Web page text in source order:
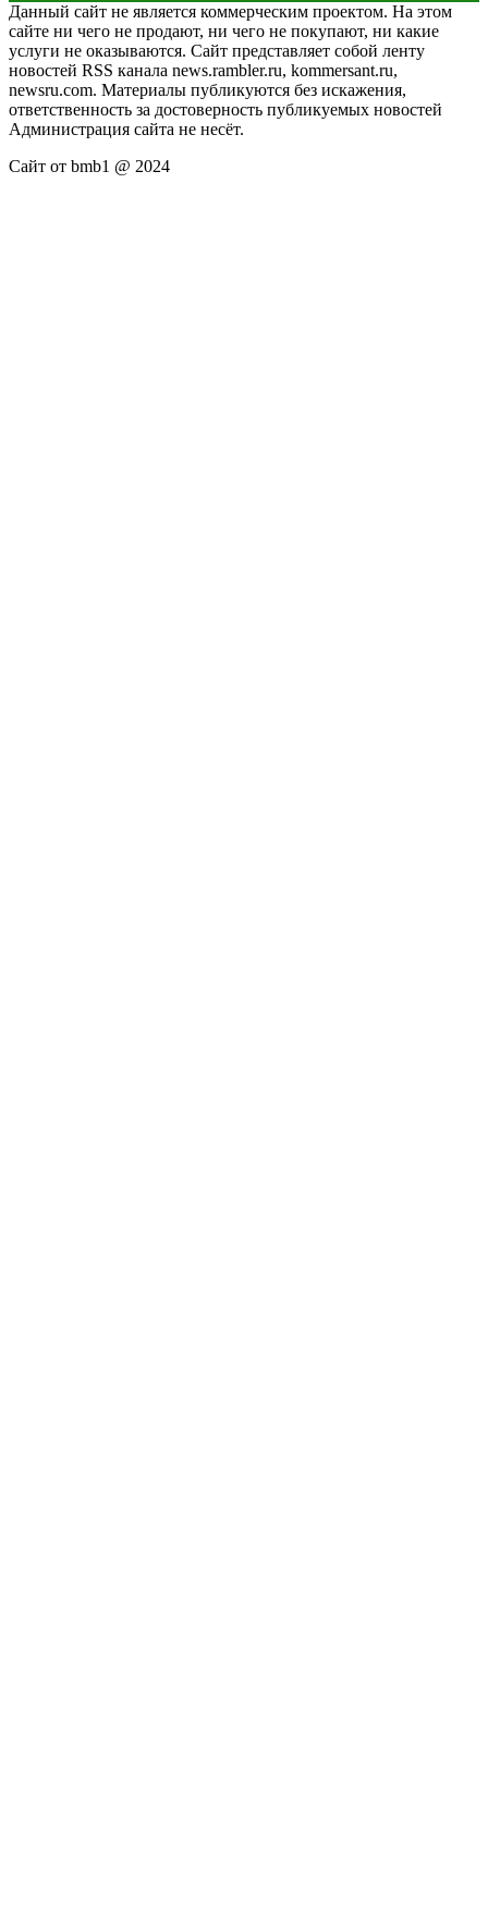
Данный сайт не является коммерческим проектом. На этом
сайте ни чего не продают, ни чего не покупают, ни какие
услуги не оказываются. Сайт представляет собой ленту
новостей RSS канала news.rambler.ru, kommersant.ru,
newsru.com. Материалы публикуются без искажения,
ответственность за достоверность публикуемых новостей
Администрация сайта не несёт.
Сайт от bmb1 @ 2024